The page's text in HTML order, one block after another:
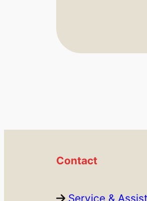
Contact
Service &